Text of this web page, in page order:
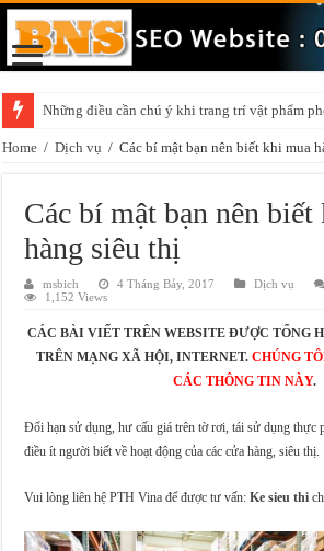
Những điều cần chú ý khi trang trí vật phẩm
Đồ công nghệ kết hợp cùng nội thất
Home / Dịch vụ / Các bí mật bạn nên biết khi mua
Các bí mật bạn nên biết
hàng siêu thị
msbich 4 Tháng Bảy, 2017 Dịch vụ
1,152 Views
CÁC BÀI VIẾT TRÊN WEBSITE ĐƯỢC TỔNG
TRÊN MẠNG XÃ HỘI, INTERNET. CHÚNG
CÁC THÔNG TIN NÀY.
Đổi hạn sử dụng, hư cấu giá trên tờ rơi, tái sử dụng thực
điều ít người biết về hoạt động của các cửa hàng, siêu thị.
Vui lòng liên hệ PTH Vina để được tư vấn: Ke sieu thi